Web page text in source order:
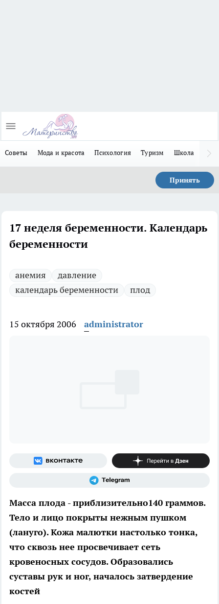
Советы Мода и красота Психология Туризм Школа
Принять
17 неделя беременности. Календарь
беременности
анемия
давление
календарь беременности
плод
15 октября 2006 administrator
Масса плода - приблизительно140 граммов.
Тело и лицо покрыты нежным пушком
(лануго). Кожа малютки настолько тонка,
что сквозь нее просвечивает сеть
кровеносных сосудов. Образовались
суставы рук и ног, началось затвердение
костей